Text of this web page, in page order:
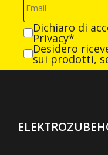
Dichiaro di
Privacy*
Desidero
sui prodotti,